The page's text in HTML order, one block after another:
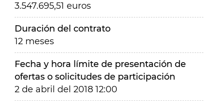
3.547.695,51 euros
Duración del contrato
12 meses
Fecha y hora límite de presentación de
ofertas o solicitudes de participación
2 de abril del 2018 12:00